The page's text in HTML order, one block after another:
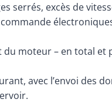
serrés, excès de
moteur – en total et
avec l’envoi des